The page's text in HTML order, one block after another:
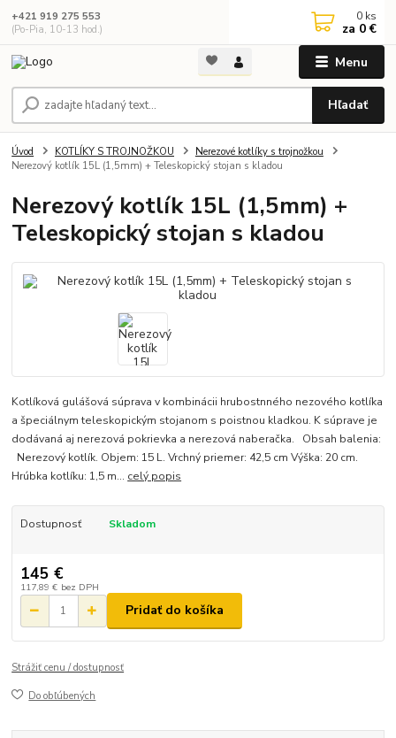
Menu
Hľadať
+421 919 275 553
(Po-Pia, 10-13 hod.)
0 ks
za 0 €
Úvod KOTLÍKY S TROJNOŽKOU
Nerezové kotlíky s trojnožkou
Nerezový kotlík 15L (1,5mm) + Teleskopický stojan s kladou
Nerezový kotlík 15L (1,5mm) +
Teleskopický stojan s kladou
Kotlíková gulášová súprava v kombinácii hrubostnného nezového kotlíka
a špeciálnym teleskopickým stojanom s poistnou kladkou. K súprave je
dodávaná aj nerezová pokrievka a nerezová naberačka. Obsah balenia:
Nerezový kotlík. Objem: 15 L. Vrchný priemer: 42,5 cm Výška: 20 cm.
Hrúbka kotlíku: 1,5 m... celý popis
Dostupnosť Skladom
145 €
117,89 € bez DPH
Pridať do košíka
Strážiť cenu / dostupnosť
Do obľúbených